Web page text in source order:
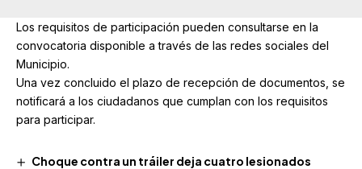
Los requisitos de participación pueden consultarse en la
convocatoria disponible a través de las redes sociales del
Municipio.
Una vez concluido el plazo de recepción de documentos, se
notificará a los ciudadanos que cumplan con los requisitos
para participar.
Choque contra un tráiler deja cuatro lesionados